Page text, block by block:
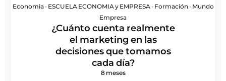
Economia • ESCUELA ECONOMIA y EMPRESA • Formación • Mundo
Empresa
¿Cuánto cuenta realmente
el marketing en las
decisiones que tomamos
cada día?
8 meses